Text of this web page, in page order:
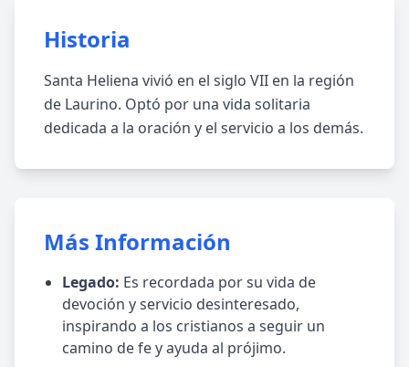
Historia
Santa Heliena vivió en el siglo VII en la región
de Laurino. Optó por una vida solitaria
dedicada a la oración y el servicio a los demás.
Más Información
Legado: Es recordada por su vida de
devoción y servicio desinteresado,
inspirando a los cristianos a seguir un
camino de fe y ayuda al prójimo.